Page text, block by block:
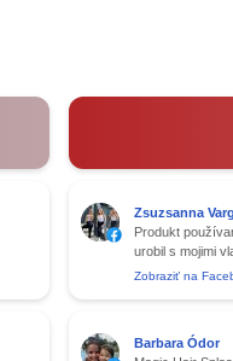
Zsuzsanna
Produkt
urobil s mojimi
Zobraziť na
Barbara Ódor